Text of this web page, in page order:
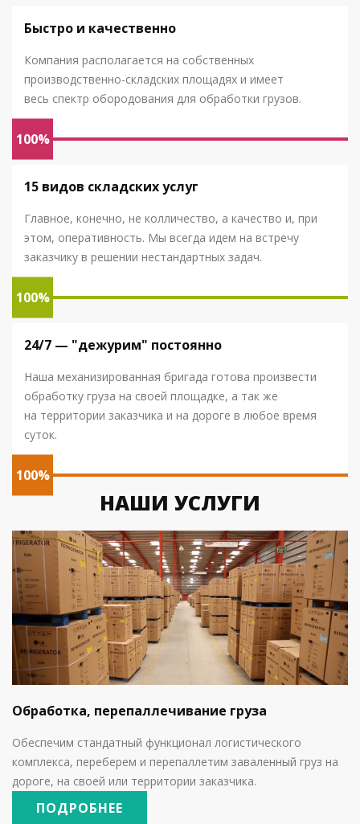
Быстро и качественно
Компания располагается на собственных
производственно-складских площадях и имеет
весь спектр обородования для обработки грузов.
100%
15 видов складских услуг
Главное, конечно, не колличество, а качество и, при
этом, оперативность. Мы всегда идем на встречу
заказчику в решении нестандартных задач.
100%
24/7 — "дежурим" постоянно
Наша механизированная бригада готова произвести
обработку груза на своей площадке, а так же
на территории заказчика и на дороге в любое время
суток.
100%
НАШИ УСЛУГИ
Обработка, перепаллечивание груза
Обеспечим стандатный функционал логистического
комплекса, переберем и перепаллетим заваленный груз на
дороге, на своей или территории заказчика.
ПОДРОБНЕЕ